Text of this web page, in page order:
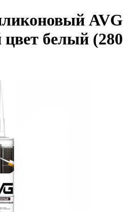
AVG
белый (280